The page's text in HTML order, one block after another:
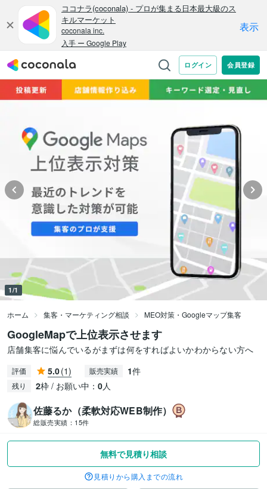
1/1
ホーム 集客・マーケティング相談 MEO対策・Googleマップ集客
GoogleMapで上位表示させます
店舗集客に悩んでいるがまずは何をすればよいかわからない方へ
評価 5.0(1) 販売実績 1件
残り 2枠 / お願い中： 0人
佐藤るか（柔軟対応WEB制作）
総販売実績： 15件
無料で見積り相談
見積りから購入までの流れ